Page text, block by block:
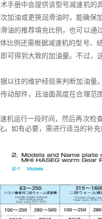
手册中会提供该型号减速机
加油或更换润滑油时，能确保
油的推荐填充比例，也可以
比例还需根据减速机的型号
可得到大致的加油量。不过
以往的维护经验来判断加油量
动部件，且油面高度在合理
机运行一段时间，然后再次检
如有必要，需进行适当的补